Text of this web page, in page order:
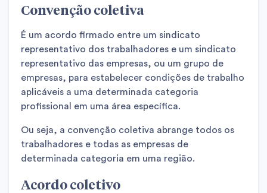
Convenção coletiva
É um acordo firmado entre um sindicato
representativo dos trabalhadores e um sindicato
representativo das empresas, ou um grupo de
empresas, para estabelecer condições de trabalho
aplicáveis a uma determinada categoria
profissional em uma área específica.
Ou seja, a convenção coletiva abrange todos os
trabalhadores e todas as empresas de
determinada categoria em uma região.
Acordo coletivo